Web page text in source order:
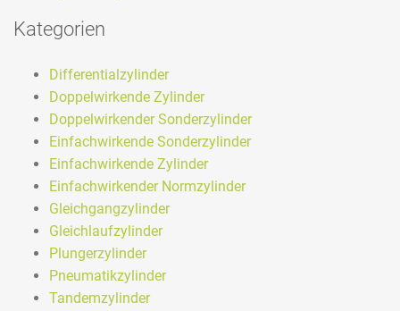
Kategorien
Differentialzylinder
Doppelwirkende Zylinder
Doppelwirkender Sonderzylinder
Einfachwirkende Sonderzylinder
Einfachwirkende Zylinder
Einfachwirkender Normzylinder
Gleichgangzylinder
Gleichlaufzylinder
Plungerzylinder
Pneumatikzylinder
Tandemzylinder